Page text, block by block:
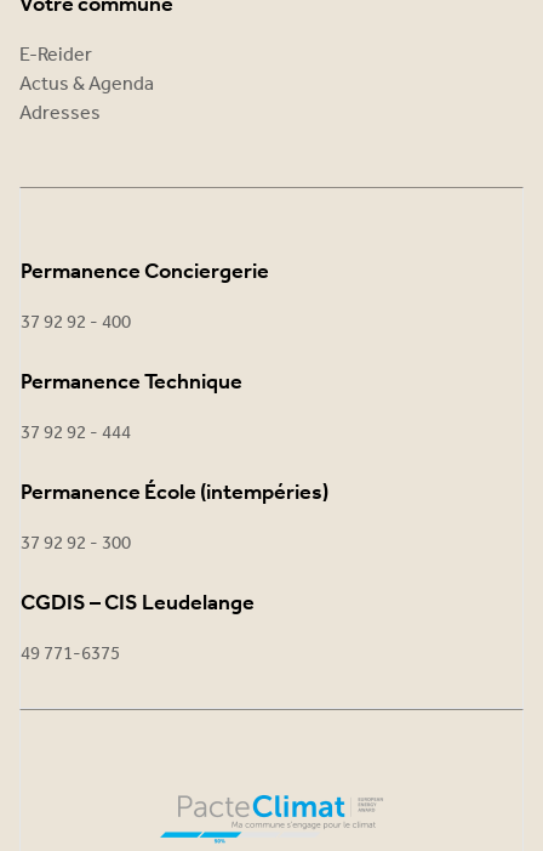
E-Reider
Actus & Agenda
Adresses
Permanence Conciergerie
37 92 92 - 400
Permanence Technique
37 92 92 - 444
Permanence École (intempéries)
37 92 92 - 300
CGDIS – CIS Leudelange
49 771-6375